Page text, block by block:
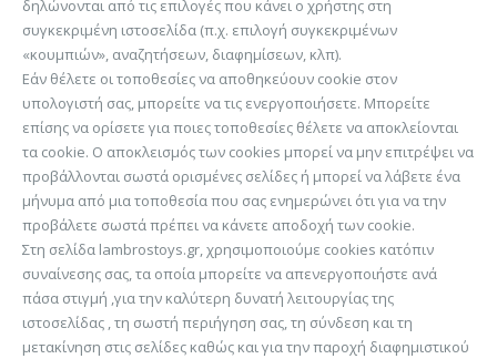
δηλώνονται από τις επιλογές που κάνει ο χρήστης στη
συγκεκριμένη ιστοσελίδα (π.χ. επιλογή συγκεκριμένων
«κουμπιών», αναζητήσεων, διαφημίσεων, κλπ).
Εάν θέλετε οι τοποθεσίες να αποθηκεύουν cookie στον
υπολογιστή σας, μπορείτε να τις ενεργοποιήσετε. Μπορείτε
επίσης να ορίσετε για ποιες τοποθεσίες θέλετε να αποκλείονται
τα cookie. Ο αποκλεισμός των cookies μπορεί να μην επιτρέψει να
προβάλλονται σωστά ορισμένες σελίδες ή μπορεί να λάβετε ένα
μήνυμα από μια τοποθεσία που σας ενημερώνει ότι για να την
προβάλετε σωστά πρέπει να κάνετε αποδοχή των cookie.
Στη σελίδα lambrostoys.gr, χρησιμοποιούμε cookies κατόπιν
συναίνεσης σας, τα οποία μπορείτε να απενεργοποιήστε ανά
πάσα στιγμή ,για την καλύτερη δυνατή λειτουργίας της
ιστοσελίδας , τη σωστή περιήγηση σας, τη σύνδεση και τη
μετακίνηση στις σελίδες καθώς και για την παροχή διαφημιστικού